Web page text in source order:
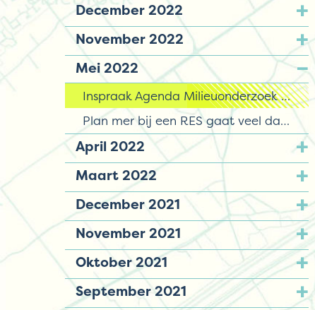
December 2022
November 2022
Mei 2022
Inspraak Agenda Milieuonderzoek en Participatieplan windpark Horst en Telgt
Plan mer bij een RES gaat veel data over leefomgeving opleveren
April 2022
Maart 2022
December 2021
November 2021
Oktober 2021
September 2021